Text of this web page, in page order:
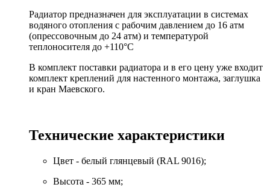
Радиатор предназначен для эксплуатации в системах
водяного отопления с рабочим давлением до 16 атм
(опрессовочным до 24 атм) и температурой
теплоносителя до +110°С
В комплект поставки радиатора и в его цену уже входит
комплект креплений для настенного монтажа, заглушка
и кран Маевского.
Технические характеристики
Цвет - белый глянцевый (RAL 9016);
Высота - 365 мм;